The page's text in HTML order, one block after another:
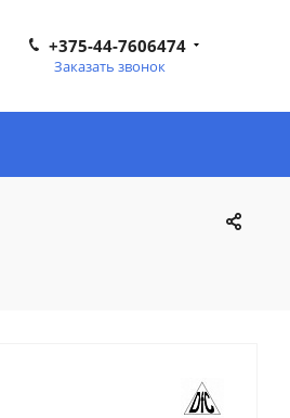
+375-44-7606474
Заказать звонок